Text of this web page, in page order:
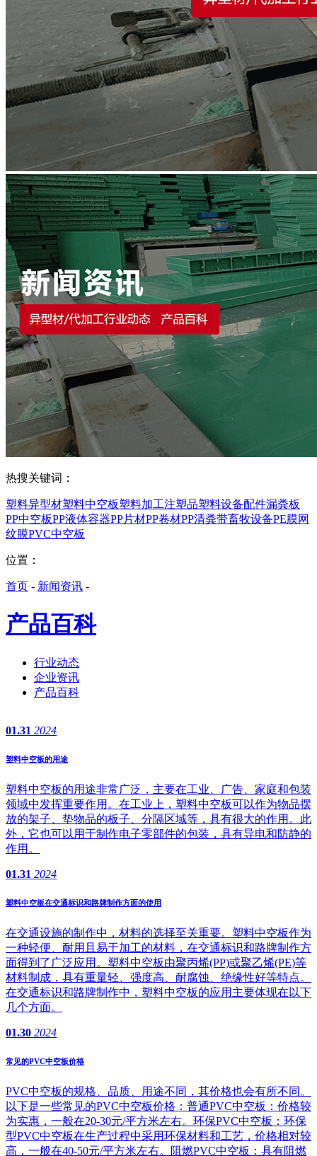
热搜关键词：
塑料异型材塑料中空板塑料加工注塑品塑料设备配件漏粪板
PP中空板PP液体容器PP片材PP卷材PP清粪带畜牧设备PE膜网
纹膜PVC中空板
位置：
首页 - 新闻资讯 -
产品百科
行业动态
企业资讯
产品百科
01.31 2024
塑料中空板的用途
塑料中空板的用途非常广泛，主要在工业、广告、家庭和包装
领域中发挥重要作用。在工业上，塑料中空板可以作为物品摆
放的架子、垫物品的板子、分隔区域等，具有很大的作用。此
外，它也可以用于制作电子零部件的包装，具有导电和防静的
作用。
01.31 2024
塑料中空板在交通标识和路牌制作方面的使用
在交通设施的制作中，材料的选择至关重要。塑料中空板作为
一种轻便、耐用且易于加工的材料，在交通标识和路牌制作方
面得到了广泛应用。塑料中空板由聚丙烯(PP)或聚乙烯(PE)等
材料制成，具有重量轻、强度高、耐腐蚀、绝缘性好等特点。
在交通标识和路牌制作中，塑料中空板的应用主要体现在以下
几个方面。
01.30 2024
常见的PVC中空板价格
PVC中空板的规格、品质、用途不同，其价格也会有所不同。
以下是一些常见的PVC中空板价格：普通PVC中空板：价格较
为实惠，一般在20-30元/平方米左右。环保PVC中空板：环保
型PVC中空板在生产过程中采用环保材料和工艺，价格相对较
高，一般在40-50元/平方米左右。阻燃PVC中空板：具有阻燃